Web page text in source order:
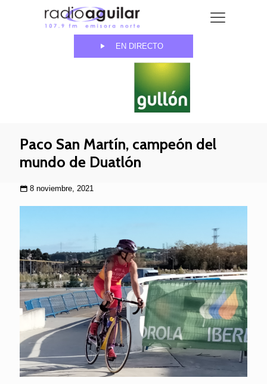
EN DIRECTO
Paco San Martín, campeón del
mundo de Duatlón
8 noviembre, 2021